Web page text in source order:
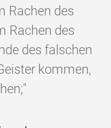
Rachen des
Rachen des
des falschen
kommen,